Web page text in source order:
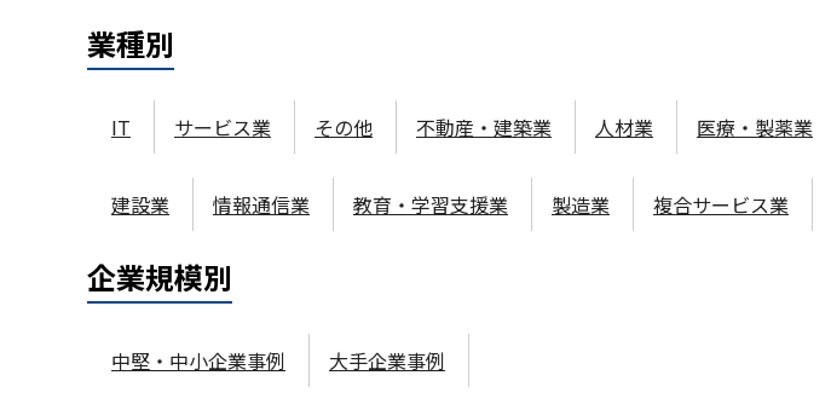
業種別
IT サービス業 その他 不動産・建築業 人材業 医療・製薬業
建設業 情報通信業 教育・学習支援業 製造業 複合サービス業
企業規模別
中堅・中小企業事例 大手企業事例